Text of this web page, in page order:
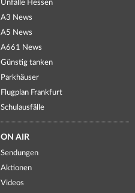
Unfälle Hessen
A3 News
A5 News
A661 News
Günstig tanken
Parkhäuser
Flugplan Frankfurt
Schulausfälle
ON AIR
Sendungen
Aktionen
Videos